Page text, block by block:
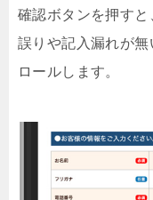
確認ボタンを押すと
誤りや記入漏れが
ロールします。